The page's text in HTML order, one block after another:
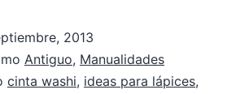
2013
Antiguo, Manualidades
cinta washi, ideas para lápices,